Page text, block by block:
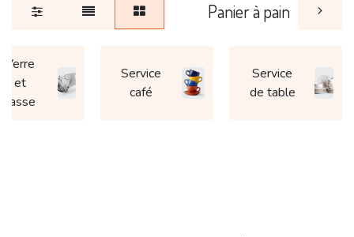
Panier à pain
Service
de table
Service
café
Verre
et
tasse